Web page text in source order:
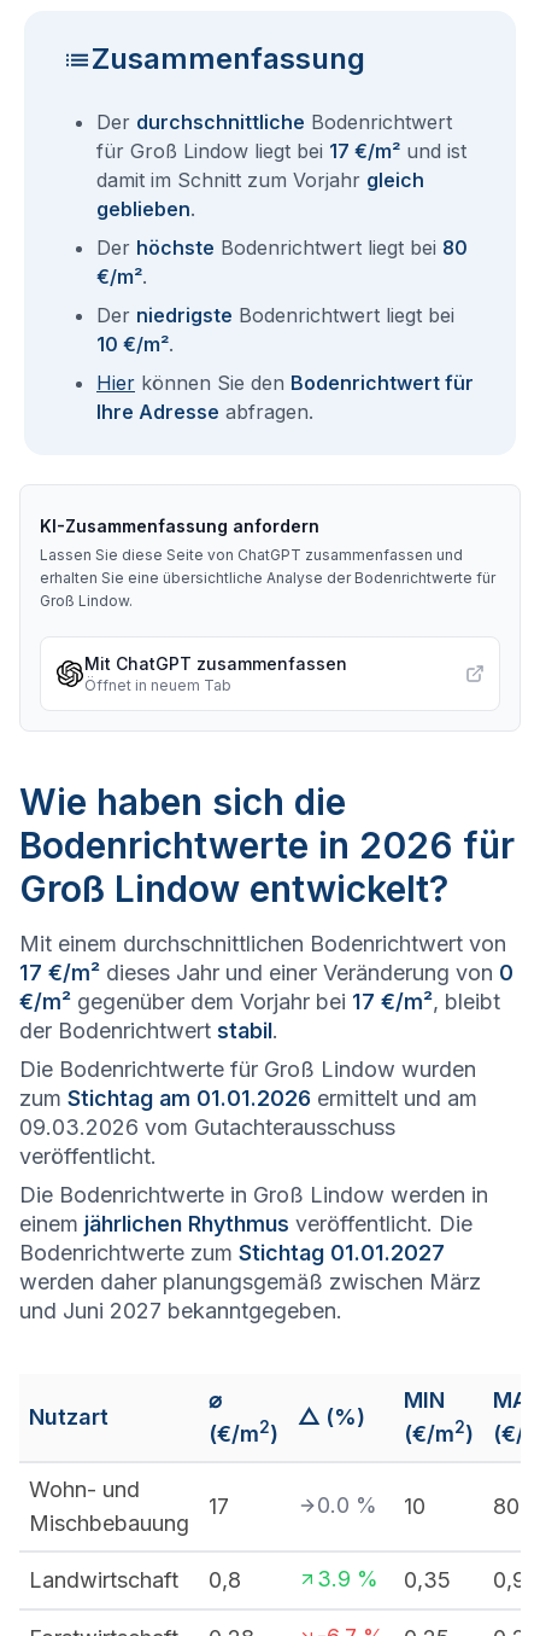
Zusammenfassung
Der durchschnittliche Bodenrichtwert
für Groß Lindow liegt bei 17 €/m² und ist
damit im Schnitt zum Vorjahr gleich
geblieben.
Der höchste Bodenrichtwert liegt bei 80
€/m².
Der niedrigste Bodenrichtwert liegt bei
10 €/m².
Hier können Sie den Bodenrichtwert für
Ihre Adresse abfragen.
KI-Zusammenfassung anfordern
Lassen Sie diese Seite von ChatGPT zusammenfassen und
erhalten Sie eine übersichtliche Analyse der Bodenrichtwerte für
Groß Lindow.
Mit ChatGPT zusammenfassen
Öffnet in neuem Tab
Wie haben sich die
Bodenrichtwerte in 2026 für
Groß Lindow entwickelt?
Mit einem durchschnittlichen Bodenrichtwert von
17 €/m² dieses Jahr und einer Veränderung von 0
€/m² gegenüber dem Vorjahr bei 17 €/m², bleibt
der Bodenrichtwert stabil.
Die Bodenrichtwerte für Groß Lindow wurden
zum Stichtag am 01.01.2026 ermittelt und am
09.03.2026 vom Gutachterausschuss
veröffentlicht.
Die Bodenrichtwerte in Groß Lindow werden in
einem jährlichen Rhythmus veröffentlicht. Die
Bodenrichtwerte zum Stichtag 01.01.2027
werden daher planungsgemäß zwischen März
und Juni 2027 bekanntgegeben.
Nutzart
⌀
(€/m2)
△ (%)
MIN
(€/m2)
(€/
Wohn- und
Mischbebauung
17 0.0 % 10 80
Landwirtschaft 0,8 3.9 % 0,35 0,95